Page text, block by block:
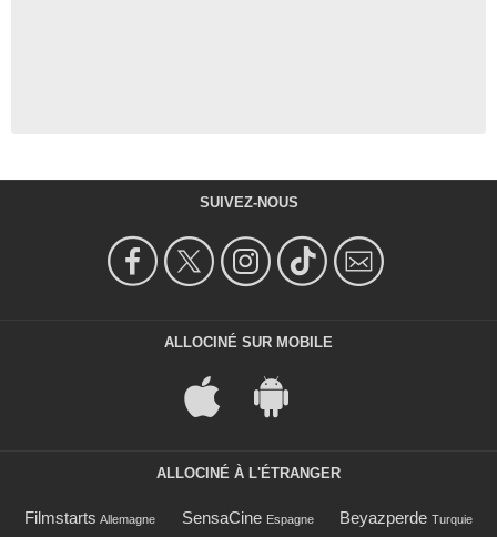
SUIVEZ-NOUS
ALLOCINÉ SUR MOBILE
ALLOCINÉ À L'ÉTRANGER
Filmstarts Allemagne SensaCine Espagne Beyazperde Turquie